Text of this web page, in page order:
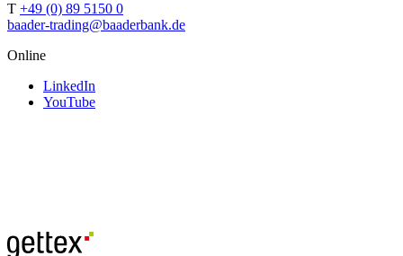
T +49 (0) 89 5150 0
baader-trading@baaderbank.de
Online
LinkedIn
YouTube